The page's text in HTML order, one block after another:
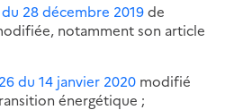
du 28 décembre 2019de
notamment son article
du 14 janvier 2020 modifié
énergétique ;